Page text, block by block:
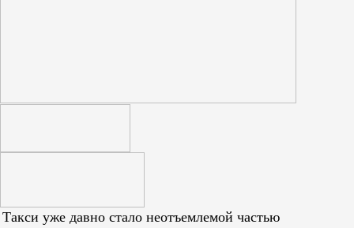
Такси уже давно стало неотъемлемой частью